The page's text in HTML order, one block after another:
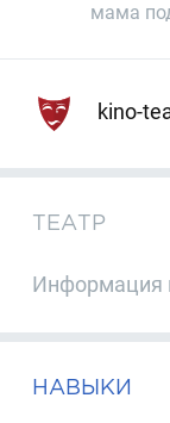
мама
kino-
ТЕАТР
Информация
НАВЫКИ